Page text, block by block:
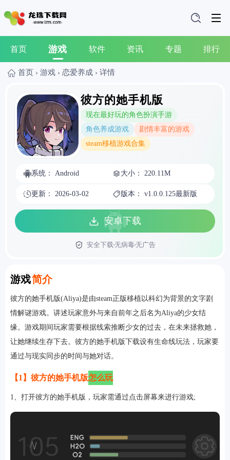
首页 游戏 软件 资讯 专题 排行
首页 › 游戏 › 恋爱养成 › 详情
彼方的她手机版
现在最好玩的角色扮演手游
角色养成游戏
剧情丰富的游戏
steam移植游戏合集
系统： Android 大小： 220.11M
更新： 2026-03-02 版本： v1.0.0.125最新版
安卓下载
安全下载无病毒无广告
游戏简介
Introduction
彼方的她手机版(Aliya)是由steam正版移植以科幻为背景的文字剧
情解谜游戏。讲述玩家意外与来自前年之后名为Aliya的少女结
缘。游戏期间玩家需要根据线索推断少女的过去，在未来拯救她，
让她继续生存下去。彼方的她手机版下载设有生命线玩法，玩家要
通过与现实同步的时间与她对话。
【1】彼方的她手机版怎么玩
1、打开彼方的她手机版，玩家需通过点击屏幕来进行游戏;